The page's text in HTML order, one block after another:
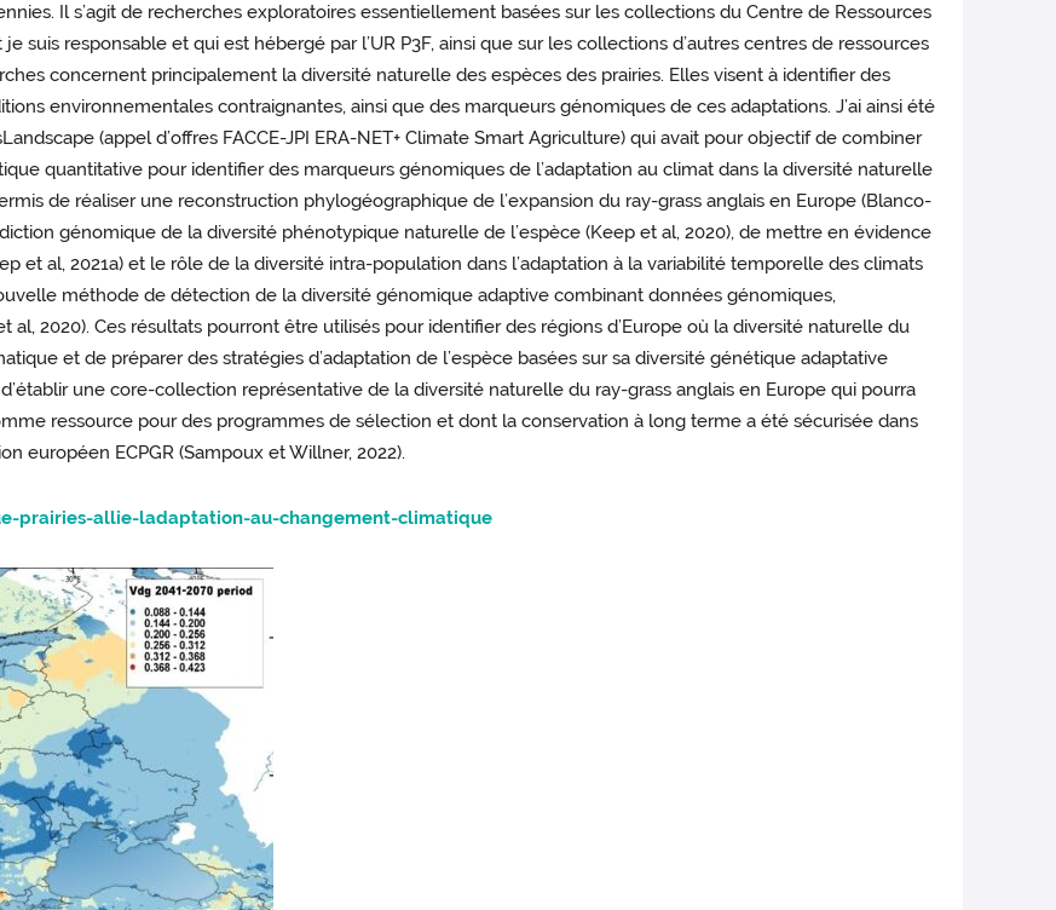
Il s’agit de recherches exploratoires essentiellement basées sur les collections du Centre de Ressources
suis responsable et qui est hébergé par l’UR P3F, ainsi que sur les collections d’autres centres de ressources
concernent principalement la diversité naturelle des espèces des prairies. Elles visent à identifier des
environnementales contraignantes, ainsi que des marqueurs génomiques de ces adaptations. J’ai ainsi été
(appel d’offres FACCE-JPI ERA-NET+ Climate Smart Agriculture) qui avait pour objectif de combiner
quantitative pour identifier des marqueurs génomiques de l’adaptation au climat dans la diversité naturelle
de réaliser une reconstruction phylogéographique de l’expansion du ray-grass anglais en Europe (Blanco-
génomique de la diversité phénotypique naturelle de l’espèce (Keep et al, 2020), de mettre en évidence
et al, 2021a) et le rôle de la diversité intra-population dans l’adaptation à la variabilité temporelle des climats
méthode de détection de la diversité génomique adaptive combinant données génomiques,
2020). Ces résultats pourront être utilisés pour identifier des régions d’Europe où la diversité naturelle du
et de préparer des stratégies d’adaptation de l’espèce basées sur sa diversité génétique adaptative
une core-collection représentative de la diversité naturelle du ray-grass anglais en Europe qui pourra
ressource pour des programmes de sélection et dont la conservation à long terme a été sécurisée dans
européen ECPGR (Sampoux et Willner, 2022).
allie-ladaptation-au-changement-climatique